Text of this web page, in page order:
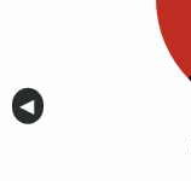
Anterior
◀︎